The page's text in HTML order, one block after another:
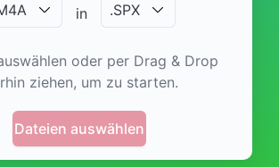
in .SPX
oder per Drag & Drop
ziehen, um zu starten.
Dateien auswählen